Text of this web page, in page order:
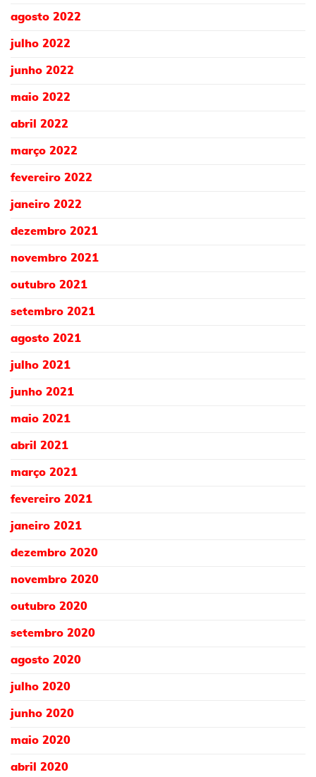
agosto 2022
julho 2022
junho 2022
maio 2022
abril 2022
março 2022
fevereiro 2022
janeiro 2022
dezembro 2021
novembro 2021
outubro 2021
setembro 2021
agosto 2021
julho 2021
junho 2021
maio 2021
abril 2021
março 2021
fevereiro 2021
janeiro 2021
dezembro 2020
novembro 2020
outubro 2020
setembro 2020
agosto 2020
julho 2020
junho 2020
maio 2020
abril 2020